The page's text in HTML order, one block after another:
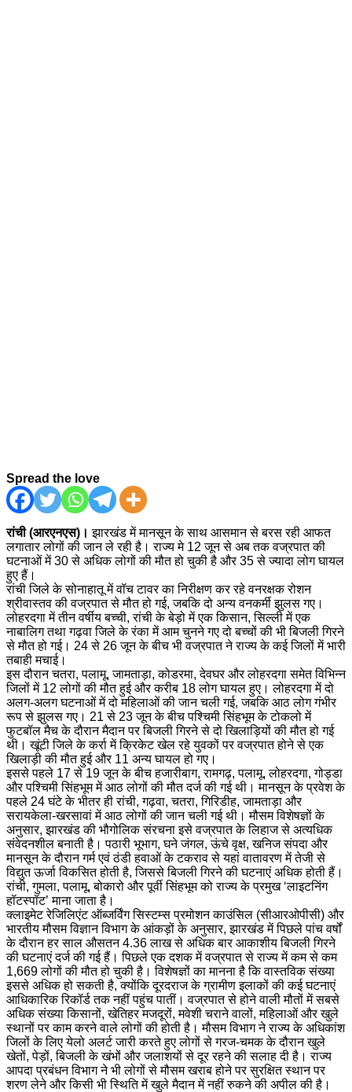
Spread the love
रांची (आरएनएस)। झारखंड में मानसून के साथ आसमान से बरस रही आफत
लगातार लोगों की जान ले रही है। राज्य मे 12 जून से अब तक वज्रपात की
घटनाओं में 30 से अधिक लोगों की मौत हो चुकी है और 35 से ज्यादा लोग घायल
हुए हैं।
रांची जिले के सोनाहातू में वॉच टावर का निरीक्षण कर रहे वनरक्षक रोशन
श्रीवास्तव की वज्रपात से मौत हो गई, जबकि दो अन्य वनकर्मी झुलस गए।
लोहरदगा में तीन वर्षीय बच्ची, रांची के बेड़ो में एक किसान, सिल्ली में एक
नाबालिग तथा गढ़वा जिले के रंका में आम चुनने गए दो बच्चों की भी बिजली गिरने
से मौत हो गई। 24 से 26 जून के बीच भी वज्रपात ने राज्य के कई जिलों में भारी
तबाही मचाई।
इस दौरान चतरा, पलामू, जामताड़ा, कोडरमा, देवघर और लोहरदगा समेत विभिन्न
जिलों में 12 लोगों की मौत हुई और करीब 18 लोग घायल हुए। लोहरदगा में दो
अलग-अलग घटनाओं में दो महिलाओं की जान चली गई, जबकि आठ लोग गंभीर
रूप से झुलस गए। 21 से 23 जून के बीच पश्चिमी सिंहभूम के टोकलो में
फुटबॉल मैच के दौरान मैदान पर बिजली गिरने से दो खिलाड़ियों की मौत हो गई
थी। खूंटी जिले के कर्रा में क्रिकेट खेल रहे युवकों पर वज्रपात होने से एक
खिलाड़ी की मौत हुई और 11 अन्य घायल हो गए।
इससे पहले 17 से 19 जून के बीच हजारीबाग, रामगढ़, पलामू, लोहरदगा, गोड्डा
और पश्चिमी सिंहभूम में आठ लोगों की मौत दर्ज की गई थी। मानसून के प्रवेश के
पहले 24 घंटे के भीतर ही रांची, गढ़वा, चतरा, गिरिडीह, जामताड़ा और
सरायकेला-खरसावां में आठ लोगों की जान चली गई थी। मौसम विशेषज्ञों के
अनुसार, झारखंड की भौगोलिक संरचना इसे वज्रपात के लिहाज से अत्यधिक
संवेदनशील बनाती है। पठारी भूभाग, घने जंगल, ऊंचे वृक्ष, खनिज संपदा और
मानसून के दौरान गर्म एवं ठंडी हवाओं के टकराव से यहां वातावरण में तेजी से
विद्युत ऊर्जा विकसित होती है, जिससे बिजली गिरने की घटनाएं अधिक होती हैं।
रांची, गुमला, पलामू, बोकारो और पूर्वी सिंहभूम को राज्य के प्रमुख ‘लाइटनिंग
हॉटस्पॉट’ माना जाता है।
क्लाइमेट रेजिलिएंट ऑब्जर्विंग सिस्टम्स प्रमोशन काउंसिल (सीआरओपीसी) और
भारतीय मौसम विज्ञान विभाग के आंकड़ों के अनुसार, झारखंड में पिछले पांच वर्षों
के दौरान हर साल औसतन 4.36 लाख से अधिक बार आकाशीय बिजली गिरने
की घटनाएं दर्ज की गई हैं। पिछले एक दशक में वज्रपात से राज्य में कम से कम
1,669 लोगों की मौत हो चुकी है। विशेषज्ञों का मानना है कि वास्तविक संख्या
इससे अधिक हो सकती है, क्योंकि दूरदराज के ग्रामीण इलाकों की कई घटनाएं
आधिकारिक रिकॉर्ड तक नहीं पहुंच पातीं। वज्रपात से होने वाली मौतों में सबसे
अधिक संख्या किसानों, खेतिहर मजदूरों, मवेशी चराने वालों, महिलाओं और खुले
स्थानों पर काम करने वाले लोगों की होती है। मौसम विभाग ने राज्य के अधिकांश
जिलों के लिए येलो अलर्ट जारी करते हुए लोगों से गरज-चमक के दौरान खुले
खेतों, पेड़ों, बिजली के खंभों और जलाशयों से दूर रहने की सलाह दी है। राज्य
आपदा प्रबंधन विभाग ने भी लोगों से मौसम खराब होने पर सुरक्षित स्थान पर
शरण लेने और किसी भी स्थिति में खुले मैदान में नहीं रुकने की अपील की है।